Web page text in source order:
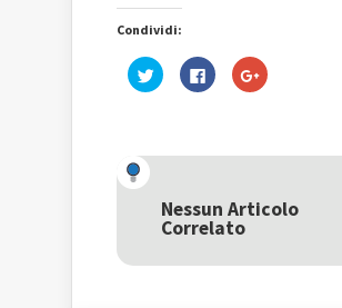
Condividi:
Fai
clic
una
nuova
finestra)
Fai
clic
nuova
finestra)
Fai
clic
una
nuova
Nessun Articolo
Correlato